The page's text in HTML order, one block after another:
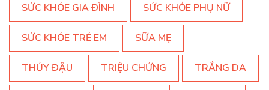
SỨC KHỎE GIA ĐÌNH SỨC KHỎE PHỤ NỮ
SỨC KHỎE TRẺ EM SỮA MẸ
THỦY ĐẬU TRIỆU CHỨNG TRẮNG DA